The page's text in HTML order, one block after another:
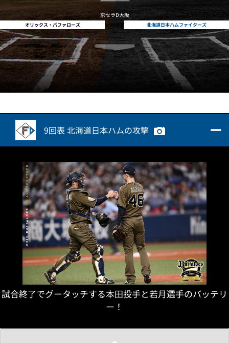
オリックス・バファローズ
京セラD大阪
北海道日本ハムファイターズ
9回表 北海道日本ハムの攻撃
試合終了でグータッチする本田投手と若月選手のバッテリ
ー！